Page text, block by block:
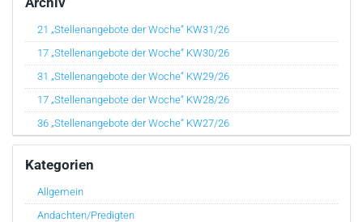
21 „Stellenangebote der Woche“ KW31/26
17 „Stellenangebote der Woche“ KW30/26
31 „Stellenangebote der Woche“ KW29/26
17 „Stellenangebote der Woche“ KW28/26
36 „Stellenangebote der Woche“ KW27/26
Kategorien
Allgemein
Andachten/Predigten